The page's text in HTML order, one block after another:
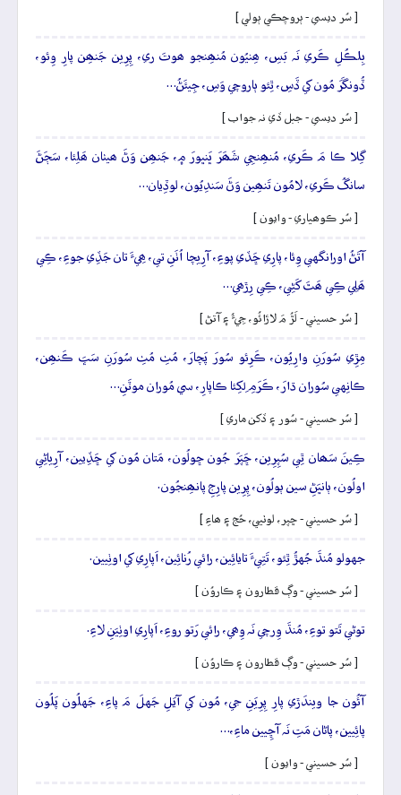
[ سُر ديسي - ٻروچڪي ٻولي ]
بِلڪُلِ ڪَري نَہ بَسِ، ھِنيُون مُنھِنجو ھوتَ ري، پِرِين جَنھِن پارِ وِئو،
ڏُونگَرَ مُون کي ڏَسِ، ٿِئو ٻاروچي وَسِ، جِيئَڻُ…
[ سُر ديسي - جبل ڏي نہ جواب ]
گِلا ڪا مَ ڪَري، مُنھِنجِي شَھَرَ ڀَنڀورَ ۾، جَنھِن وَڻَ ھيٺان ھَلِئا، سَڄَڻَ
سانگُ ڪَري، لامُون تَنھِين وَڻَ سَندِيُون، لوڏِيان…
[ سُر ڪوھياري - وايون ]
آتَڻُ اورانگهي وِئا، پارِي ڇَڏي پوءِ، آرِيچا اُٺَنِ تي، ھِيءَ تان جَڏِي جوءِ، ڪِي
ھَلِي ڪِي ھَٿَ کَڻِي، ڪِي رِڙھي…
[ سُر حسيني - لَڙُ مَ لاڙائُو، جِيءُ ۽ آتڻ ]
مِڙِي سُورَنِ وارِيُون، ڪَرِئو سُورَ پَچارَ، مُٺِ مُٺِ سُورَنِ سَڀَ ڪَنھِن،
ڪانِهي سُوران ڌارَ، ڪَرَمِ لِکِئا ڪاپارِ، سي مُوران موٽَنِ…
[ سُر حسيني - سُور ۽ ڏکن ماري ]
ڪِينَ سَھان ٿِي سُپِرِين، ڇَپَرَ جُون ڇولُون، مَتان مُون کي ڇَڏِيين، آرِياڻِي
اولُون، ٻانڀَڻِ سين ٻولُون، پِرِين پارِجِ پانھِنجُون.
[ سُر حسيني - ڇپر، لوٺيي، حُج ۽ ھاءِ ]
جهولو مُنڌَ جُهڙُ ٿِئو، تَتِيءَ تايائِين، رائي رُنائِين، اَپارِي کي اوٺِيين.
[ سُر حسيني - وڳ قطارون ۽ ڪاروُن ]
توڻي تَتو توءِ، مُنڌَ وِرچي نَہ وِھي، رائي رَتو روءِ، اَپارِي اوٺِيَنِ لاءِ.
[ سُر حسيني - وڳ قطارون ۽ ڪاروُن ]
آئُون جا ويندَڙي پارِ پِرِيَنِ جي، مُون کي آيَلِ جَهلَ مَ پاءِ، جَهلُون پَلُون
پائِيين، پاڻان مَتِ نَہ آڇِيين ماءِ،…
[ سُر حسيني - وايون ]